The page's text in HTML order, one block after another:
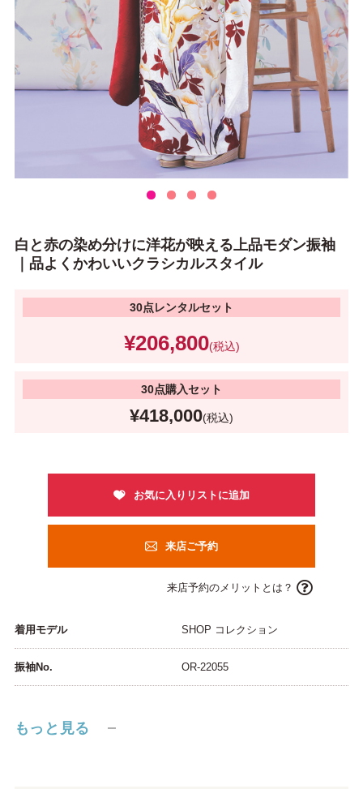
白と赤の染め分けに洋花が映える上品モダン振袖
｜品よくかわいいクラシカルスタイル
30点レンタルセット
¥206,800(税込)
30点購入セット
¥418,000(税込)
来店ご予約
来店予約のメリットとは？
着用モデル SHOP コレクション
振袖No. OR-22055
もっと見る